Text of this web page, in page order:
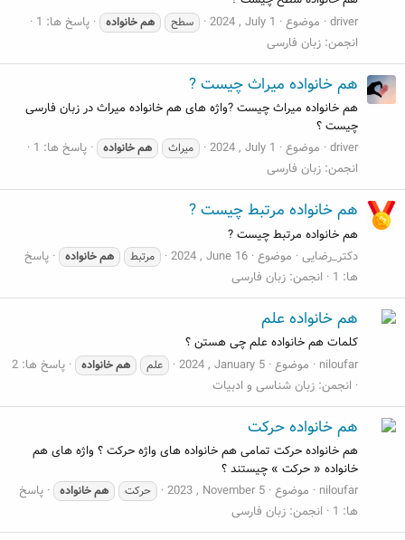
driver موضوع 2024 , July 1 سطح همخانواده
پاسخ ها: 1
انجمن: زبان فارسی
هم خانواده میراث چیست ?
هم خانواده میراث چیست ?واژه های هم خانواده میراث در زبان فارسی
چیست ؟
driver موضوع 2024 , July 1 میراث همخانواده
پاسخ ها: 1
انجمن: زبان فارسی
هم خانواده مرتبط چیست ?
هم خانواده مرتبط چیست ?
دکتر_رضایی موضوع 2024 , June 16 مرتبط همخانواده
پاسخ
ها: 1
انجمن: زبان فارسی
هم خانواده علم
کلمات هم خانواده علم چی هستن ؟
niloufar
موضوع 2024 , January 5 علم همخانواده
پاسخ ها: 2
انجمن: زبان شناسی و ادبیات
هم خانواده حرکت
هم خانواده حرکت تمامی هم خانواده های واژه حرکت ؟ واژه های هم
خانواده « حرکت » چیستند ؟
niloufar
موضوع 2023 , November 5 حرکت همخانواده
پاسخ
ها: 1
انجمن: زبان فارسی